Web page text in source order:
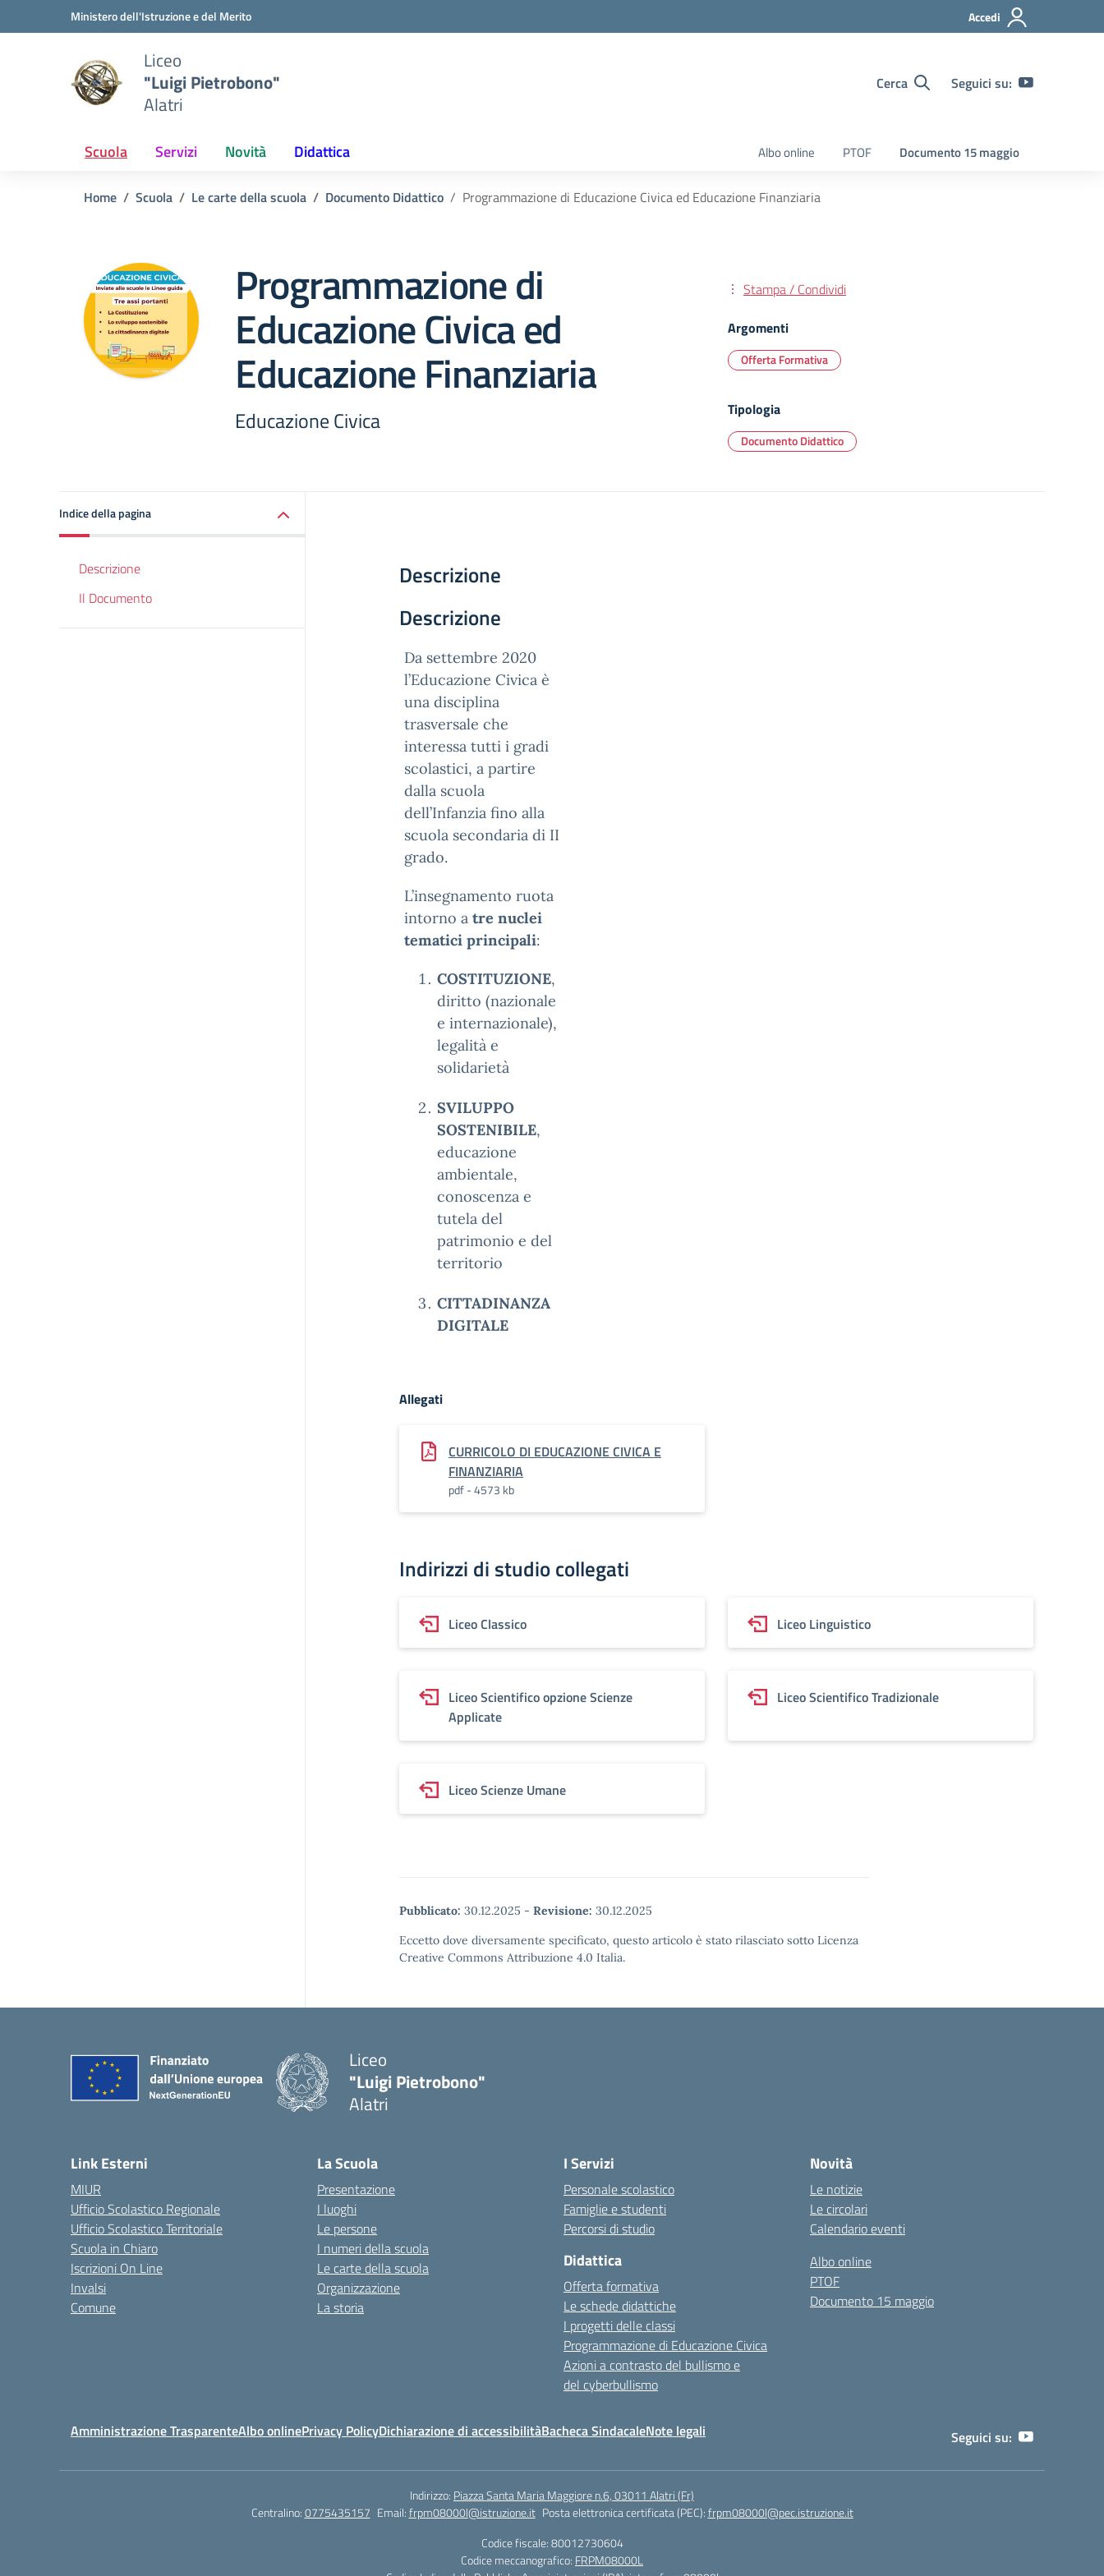
Vai ai contenuti
Vai al menu di navigazioneMinistero dell'Istruzione e del Merito Accedi
Liceo
"Luigi Pietrobono"
Alatri
Cerca Seguici su:
Scuola Servizi Novità Didattica Albo online PTOF Documento 15 maggio
Home Scuola Le carte della scuola Documento Didattico Programmazione di Educazione Civica ed Educazione Finanziaria
Programmazione di
Educazione Civica ed
Educazione Finanziaria
Educazione Civica
Stampa / Condividi
Argomenti
Offerta Formativa
Tipologia
Documento Didattico
Indice della pagina
Descrizione
Il Documento
Descrizione
Descrizione
Da settembre 2020
l’Educazione Civica è
una disciplina
trasversale che
interessa tutti i gradi
scolastici, a partire
dalla scuola
dell’Infanzia fino alla
scuola secondaria di II
grado.
L’insegnamento ruota
intorno a tre nuclei
tematici principali:
COSTITUZIONE,
diritto (nazionale
e internazionale),
legalità e
solidarietà
SVILUPPO
SOSTENIBILE,
educazione
ambientale,
conoscenza e
tutela del
patrimonio e del
territorio
CITTADINANZA
DIGITALE
Allegati
CURRICOLO DI EDUCAZIONE CIVICA E
FINANZIARIA
pdf - 4573 kb
Indirizzi di studio collegati
Liceo Classico Liceo Linguistico
Liceo Scientifico opzione Scienze
Applicate
Liceo Scientifico Tradizionale
Liceo Scienze Umane
Pubblicato: 30.12.2025 - Revisione: 30.12.2025
Eccetto dove diversamente specificato, questo articolo è stato rilasciato sotto Licenza
Creative Commons Attribuzione 4.0 Italia.
Liceo
"Luigi Pietrobono"
Alatri
Link Esterni
MIUR
Ufficio Scolastico Regionale
Ufficio Scolastico Territoriale
Scuola in Chiaro
Iscrizioni On Line
Invalsi
Comune
La Scuola
Presentazione
I luoghi
Le persone
I numeri della scuola
Le carte della scuola
Organizzazione
La storia
I Servizi
Personale scolastico
Famiglie e studenti
Percorsi di studio
Didattica
Offerta formativa
Le schede didattiche
I progetti delle classi
Programmazione di Educazione Civica
Azioni a contrasto del bullismo e
del cyberbullismo
Novità
Le notizie
Le circolari
Calendario eventi
Albo online
PTOF
Documento 15 maggio
Amministrazione TrasparenteAlbo onlinePrivacy PolicyDichiarazione di accessibilitàBacheca SindacaleNote legali Seguici su:
Indirizzo: Piazza Santa Maria Maggiore n.6, 03011 Alatri (Fr)
Centralino:0775435157 Email:frpm08000l@istruzione.it Posta elettronica certificata (PEC):frpm08000l@pec.istruzione.it
Codice fiscale: 80012730604
Codice meccanografico: FRPM08000L